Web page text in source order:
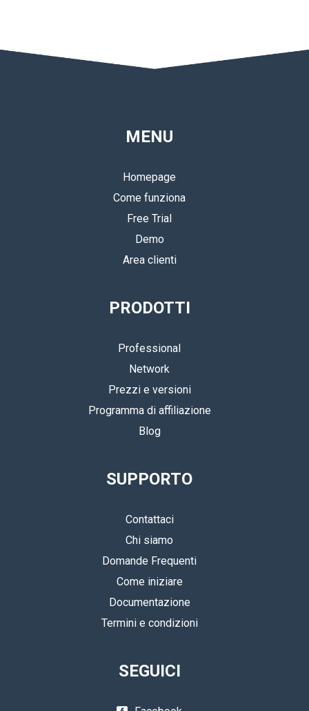
MENU
Homepage
Come funziona
Free Trial
Demo
Area clienti
PRODOTTI
Professional
Network
Prezzi e versioni
Programma di affiliazione
Blog
SUPPORTO
Contattaci
Chi siamo
Domande Frequenti
Come iniziare
Documentazione
Termini e condizioni
SEGUICI